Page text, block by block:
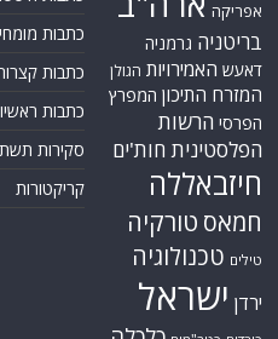
אפריקה
בריטניה גרמניה
דאעש האמירויות הגולן
המזרח התיכון המפרץ
הפרסי הרשות
הפלסטינית חות'ים
חיזבאללה
חמאס טורקיה
טילים טכנולוגיה
ירדן ישראל
כתבות
כתבות
כתבות
סקירות
קריקטורות